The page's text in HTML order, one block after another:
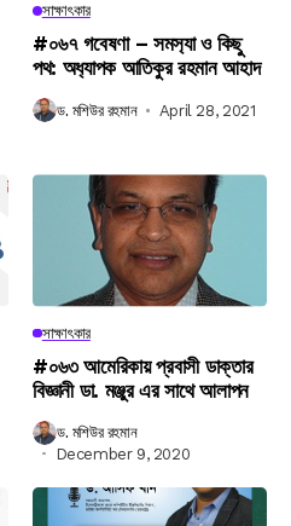
সাক্ষাৎকার
#০৬৭ গবেষণা – সমস‍্যা ও কিছু
পথ: অধ‍্যাপক আতিকুর রহমান আহাদ
ড. মশিউর রহমান April 28, 2021
সাক্ষাৎকার
#০৬৩ আমেরিকায় প্রবাসী ডাক্তার
বিজ্ঞানী ডা. মঞ্জুর এর সাথে আলাপন
ড. মশিউর রহমান
December 9, 2020